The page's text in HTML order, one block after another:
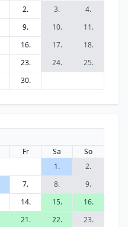
2. 3.
4.
9. 10.
11.
16. 17.
18.
23. 24.
25.
30.
Fr Sa
So
1.
2.
7. 8.
9.
14. 15.
16.
21. 22. 23.